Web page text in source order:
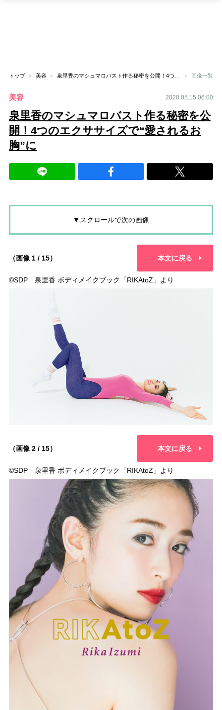
トップ 美容 画像一覧
美容 2020.05.15 06:00
泉里香のマシュマロバスト作る秘密を公
開！4つのエクササイズで“愛されるお
胸”に
▼スクロールで次の画像
（画像 1 / 15） 本文に戻る
©︎SDP 泉里香 ボディメイクブック「RIKAtoZ」より
（画像 2 / 15） 本文に戻る
©︎SDP 泉里香 ボディメイクブック「RIKAtoZ」より